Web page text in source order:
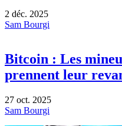
2 déc. 2025
Sam Bourgi
Bitcoin : Les
prennent leur
27 oct. 2025
Sam Bourgi